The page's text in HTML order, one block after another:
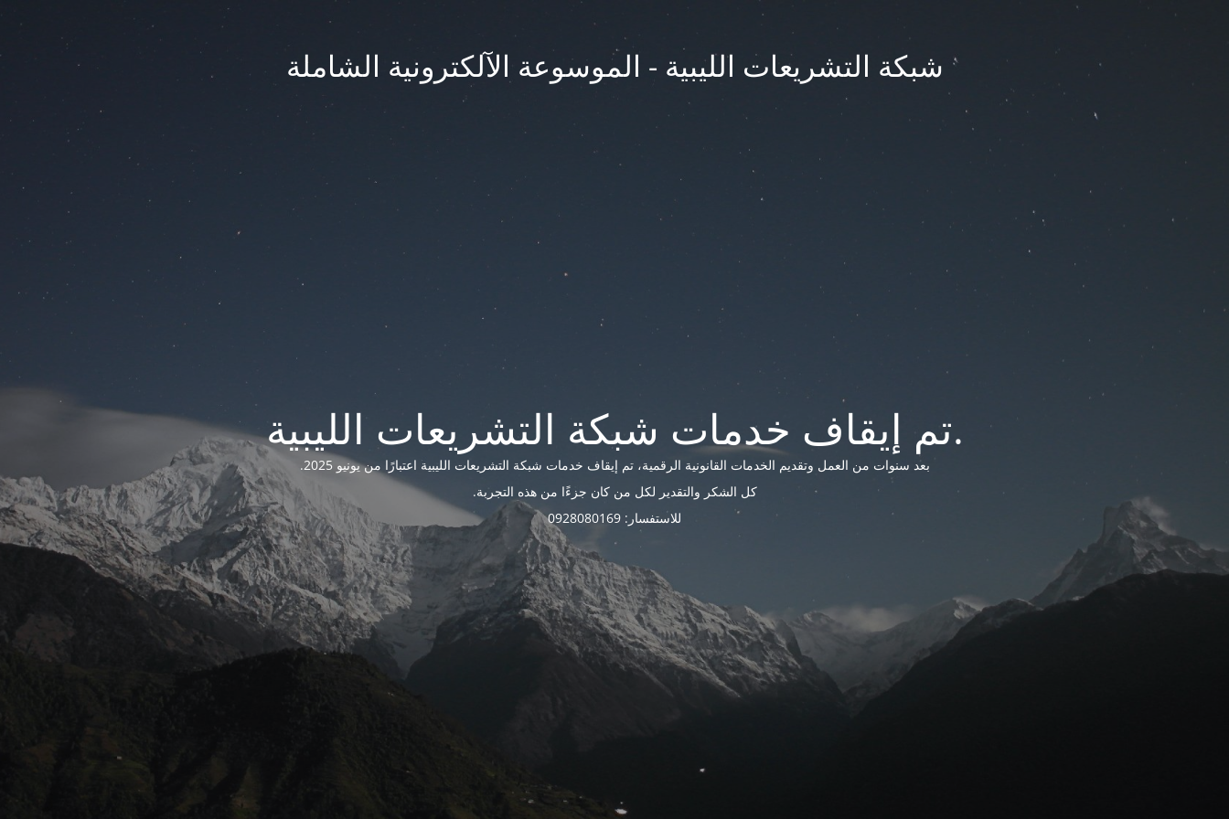
شبكة التشريعات الليبية - الموسوعة الآلكترونية الشاملة
تم إيقاف خدمات شبكة التشريعات الليبية.
بعد سنوات من العمل وتقديم الخدمات القانونية الرقمية، تم إيقاف خدمات شبكة التشريعات الليبية اعتبارًا من يونيو 2025.
كل الشكر والتقدير لكل من كان جزءًا من هذه التجربة.
للاستفسار: 0928080169